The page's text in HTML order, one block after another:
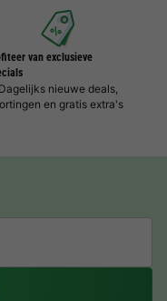
van exclusieve
Dagelijks nieuwe deals,
en gratis extra's